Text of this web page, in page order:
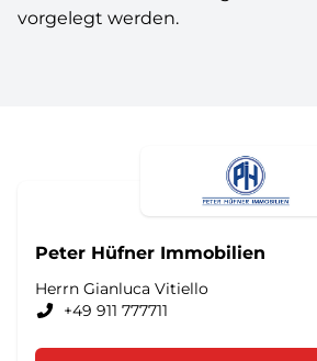
vorgelegt werden.
Peter Hüfner Immobilien
Herrn Gianluca Vitiello
+49 911 777711